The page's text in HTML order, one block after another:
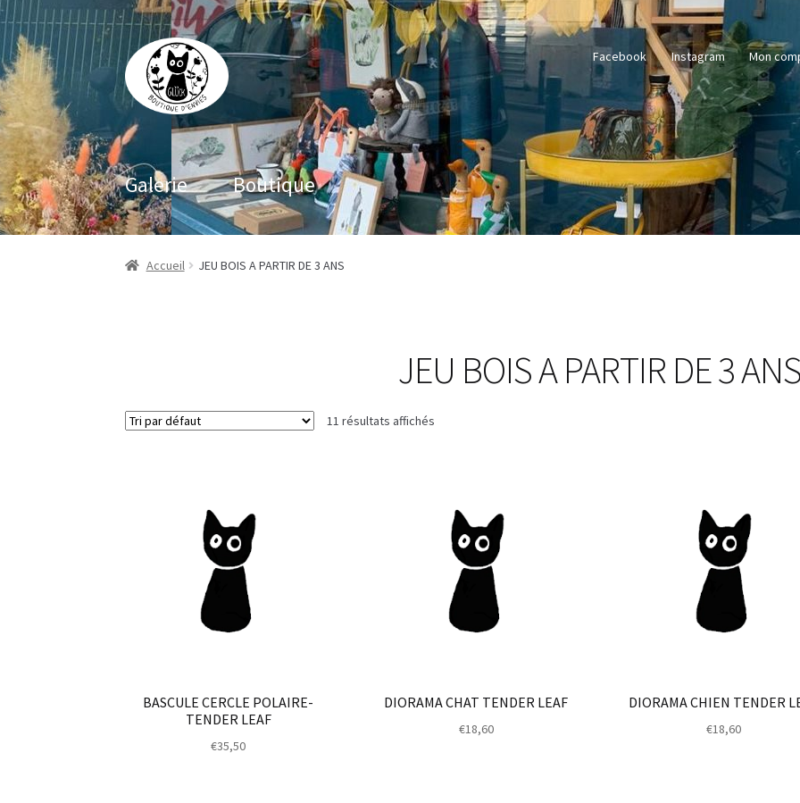
Aller
à
la
navigation
Aller
au
contenu
Facebook Instagram Mon
Galerie Boutique
Accueil JEU BOIS A PARTIR DE 3 ANS
JEU BOIS A PARTIR DE 3
11 résultats affichés
BASCULE CERCLE POLAIRE-
TENDER LEAF
€35,50
DIORAMA CHAT TENDER LEAF
€18,60
DIORAMA CHIEN TENDER
€18,60